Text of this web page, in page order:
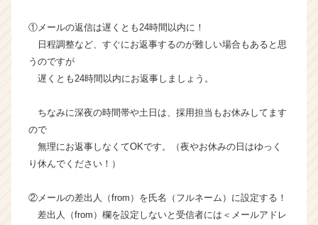
か
ら
カ
が
く
サ
イ
①メールの返信は遅くとも24時間以内に！
日程調整など、すぐにお返事するのが難しい場合もあると思
うのですが
遅くとも24時間以内にお返事しましょう。
ちなみに深夜の時間帯や土日は、採用担当もお休みしてます
ので
無理にお返事しなくてOKです。（夜やお休みの日はゆっく
り休んでください！）
②メールの差出人（from）を氏名（フルネーム）に設定する！
差出人（from）欄を設定しないと受信者には＜メールアドレ